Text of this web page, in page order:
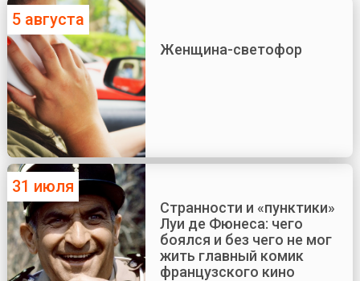
5 августа
Женщина-светофор
31 июля
Странности и «пунктики»
Луи де Фюнеса: чего
боялся и без чего не мог
жить главный комик
французского кино